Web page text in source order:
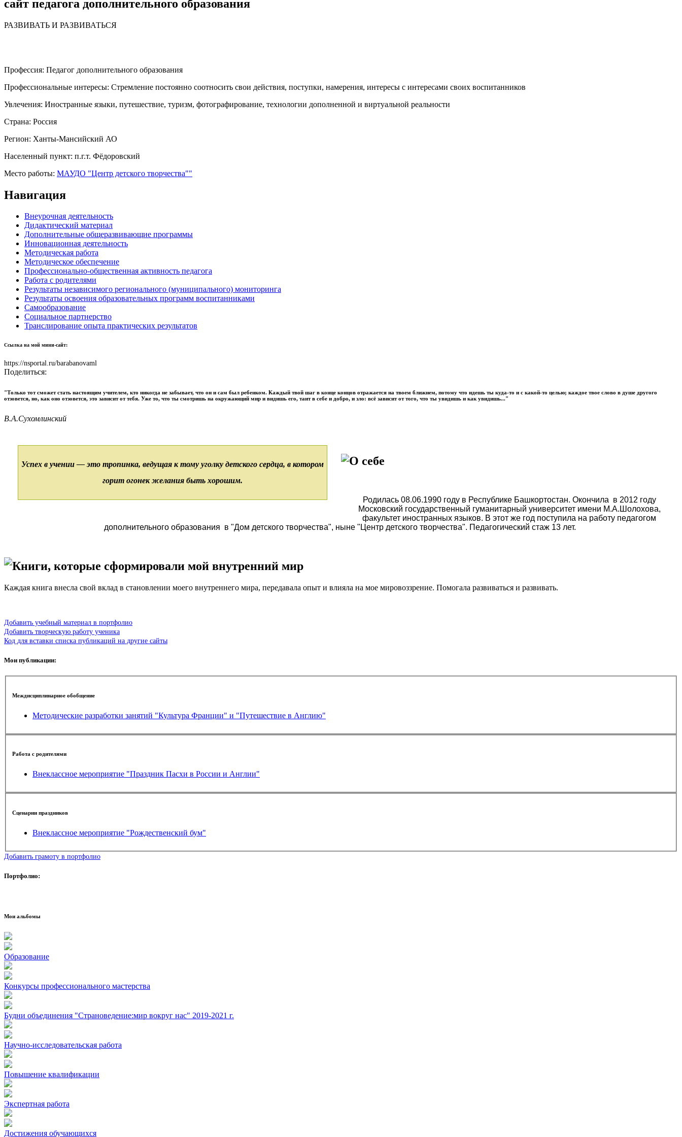
сайт педагога дополнительного образования
РАЗВИВАТЬ И РАЗВИВАТЬСЯ
Профессия: Педагог дополнительного образования
Профессиональные интересы: Стремление постоянно соотносить свои действия, поступки, намерения, интересы с интересами своих воспитанников
Увлечения: Иностранные языки, путешествие, туризм, фотографирование, технологии дополненной и виртуальной реальности
Страна: Россия
Регион: Ханты-Мансийский АО
Населенный пункт: п.г.т. Фёдоровский
Место работы: МАУДО "Центр детского творчества""
Навигация
Внеурочная деятельность
Дидактический материал
Дополнительные общеразвивающие программы
Инновационная деятельность
Методическая работа
Методическое обеспечение
Профессионально-общественная активность педагога
Работа с родителями
Результаты независимого регионального (муниципального) мониторинга
Результаты освоения образовательных программ воспитанниками
Самообразование
Социальное партнерство
Транслирование опыта практических результатов
Ссылка на мой мини-сайт:
https://nsportal.ru/barabanovaml
Поделиться:
"Только тот сможет стать настоящим учителем, кто никогда не забывает, что он и сам был ребенком. Каждый твой шаг в конце концов отражается на твоем ближнем, потому что идешь ты куда-то и с какой-то целью; каждое твое слово в душе другого
отзовется, но, как оно отзовется, это зависит от тебя. Уже то, что ты смотришь на окружающий мир и видишь его, таит в себе и добро, и зло: всё зависит от того, что ты увидишь и как увидишь..."
В.А.Сухомлинский
Успех в учении — это тропинка, ведущая к тому уголку детского сердца, в котором
горит огонек желания быть хорошим.
О себе
Родилась 08.06.1990 году в Республике Башкортостан. Окончила в 2012 году
Московский государственный гуманитарный университет имени М.А.Шолохова,
факультет иностранных языков. В этот же год поступила на работу педагогом
дополнительного образования в "Дом детского творчества", ныне "Центр детского творчества". Педагогический стаж 13 лет.
Книги, которые сформировали мой внутренний мир
Каждая книга внесла свой вклад в становлении моего внутреннего мира, передавала опыт и влияла на мое мировоззрение. Помогала развиваться и развивать.
Добавить учебный материал в портфолио
Добавить творческую работу ученика
Код для вставки списка публикаций на другие сайты
Мои публикации:
Междисциплинарное обобщение
Методические разработки занятий "Культура Франции" и "Путешествие в Англию"
Работа с родителями
Внеклассное мероприятие "Праздник Пасхи в России и Англии"
Сценарии праздников
Внеклассное мероприятие "Рождественский бум"
Добавить грамоту в портфолио
Портфолио:
Мои альбомы
Образование
Конкурсы профессионального мастерства
Будни объединения "Страноведение:мир вокруг нас" 2019-2021 г.
Научно-исследовательская работа
Повышение квалификации
Экспертная работа
Достижения обучающихся